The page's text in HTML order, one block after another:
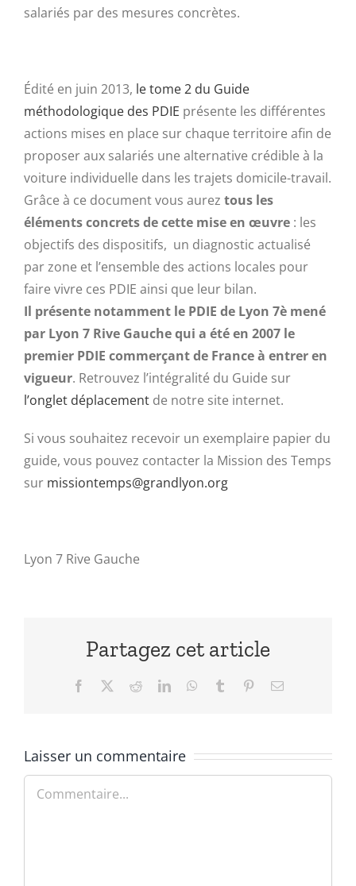
salariés par des mesures concrètes.
Édité en juin 2013, le tome 2 du Guide
méthodologique des PDIE présente les différentes
actions mises en place sur chaque territoire afin de
proposer aux salariés une alternative crédible à la
voiture individuelle dans les trajets domicile-travail.
Grâce à ce document vous aurez tous les
éléments concrets de cette mise en œuvre : les
objectifs des dispositifs, un diagnostic actualisé
par zone et l’ensemble des actions locales pour
faire vivre ces PDIE ainsi que leur bilan.
Il présente notamment le PDIE de Lyon 7è mené
par Lyon 7 Rive Gauche qui a été en 2007 le
premier PDIE commerçant de France à entrer en
vigueur. Retrouvez l’intégralité du Guide sur
l’onglet déplacement de notre site internet.
Si vous souhaitez recevoir un exemplaire papier du
guide, vous pouvez contacter la Mission des Temps
sur missiontemps@grandlyon.org
Lyon 7 Rive Gauche
Partagez cet article
Facebook RedditLinkedInWhatsApp
Tumblr PinterestEmail
Laisser un commentaire
Commentaire